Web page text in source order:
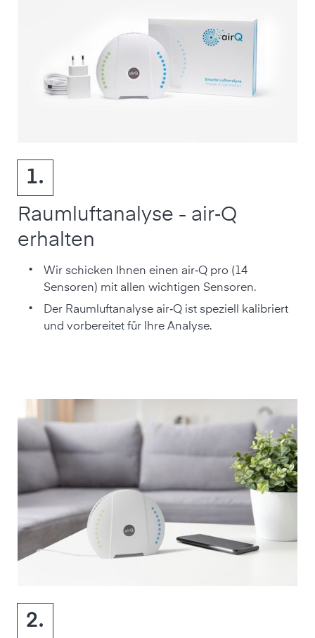
1.
Raumluftanalyse - air‑Q
erhalten
•
Wir schicken Ihnen einen air‑Q pro (14
Sensoren) mit allen wichtigen Sensoren.
•
Der Raumluftanalyse air‑Q ist speziell kalibriert
und vorbereitet für Ihre Analyse.
2.